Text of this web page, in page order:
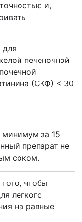
и,
для
печеночной
(СКФ) < 30
минимум за 15
препарат не
соком.
чтобы
легкого
на равные